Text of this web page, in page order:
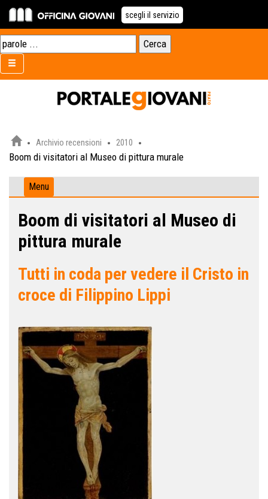
scegli il servizio
Archivio recensioni 2010
Boom di visitatori al Museo di pittura murale
Menu
Boom di visitatori al Museo di
pittura murale
Tutti in coda per vedere il Cristo in
croce di Filippino Lippi